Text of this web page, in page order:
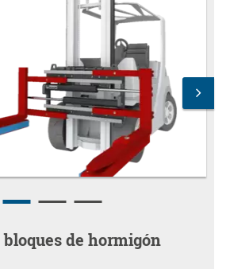
de hormigón